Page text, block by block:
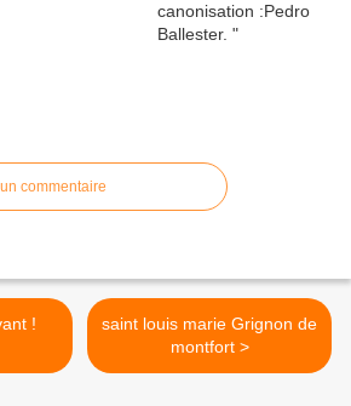
commentaire
!
saint louis marie Grignon de
montfort >